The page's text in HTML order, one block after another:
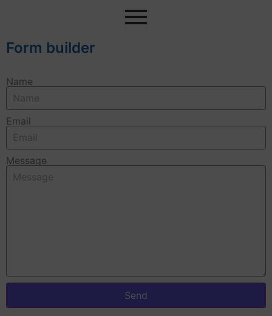
Form builder
Name
Email
Message
Send